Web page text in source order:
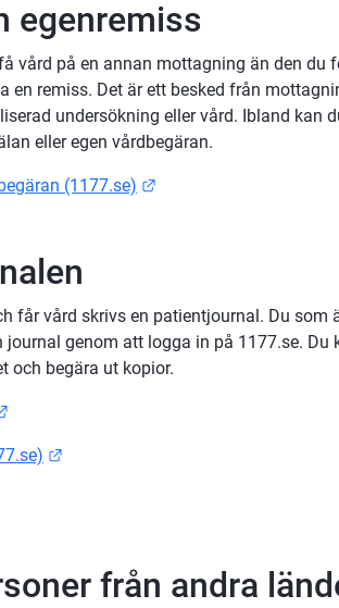
egenremiss
vård på en annan mottagning än den du
en remiss. Det är ett besked från
undersökning eller vård. Ibland kan
eller egen vårdbegäran.
(1177.se)
får vård skrivs en patientjournal. Du som
genom att logga in på 1177.se. Du
och begära ut kopior.
från andra